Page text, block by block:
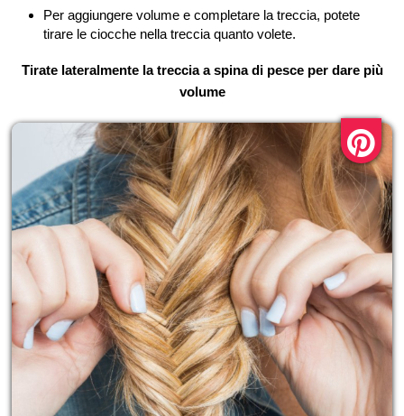
Per aggiungere volume e completare la treccia, potete
tirare le ciocche nella treccia quanto volete.
Tirate lateralmente la treccia a spina di pesce per dare più
volume